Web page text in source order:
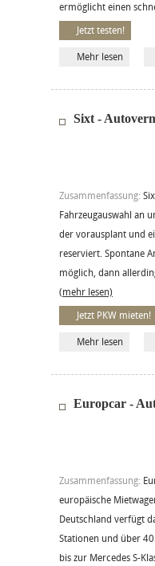
ermöglicht einen
Jetzt testen!
Mehr lesen
Sixt -
Zusammenfassung:
Fahrzeugauswahl an
der vorausplant und
reserviert. Spontane
möglich, dann
(mehr lesen)
Jetzt PKW mieten!
Mehr lesen
Europcar -
Zusammenfassung:
europäische
Deutschland verfügt
Stationen und über
bis zur Mercedes S-